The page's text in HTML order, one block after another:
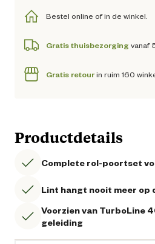
Bestel online of in de winkel.
Gratis thuisbezorging vanaf
Gratis retourin ruim 160
Productdetails
Complete rol-poortset
Lint hangt nooit meer op
Voorzien van TurboLine
geleiding